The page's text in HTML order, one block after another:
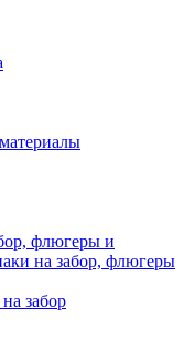
флюгеры и
на забор, флюгеры
забор